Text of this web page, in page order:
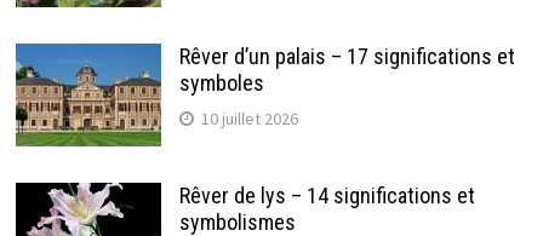
Rêver d’un palais – 17 significations et
symboles
10 juillet 2026
Rêver de lys – 14 significations et
symbolismes